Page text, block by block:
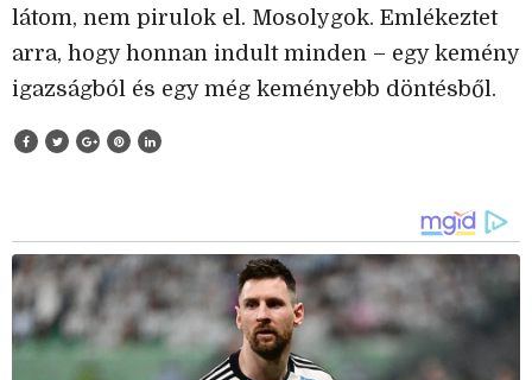
látom, nem pirulok el. Mosolygok. Emlékeztet
arra, hogy honnan indult minden – egy kemény
igazságból és egy még keményebb döntésből.